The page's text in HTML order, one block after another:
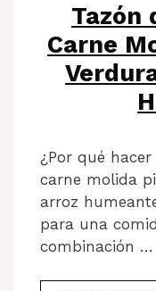
Tazón
Carne
¿Por qué
carne molida
arroz
para una
combinación …